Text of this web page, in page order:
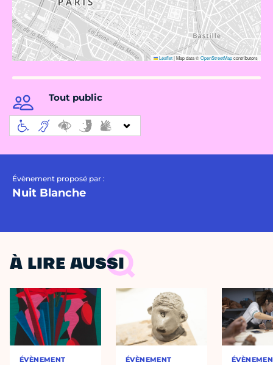
Leaflet|Map data ©OpenStreetMapcontributors
Tout public
Évènement proposé par :
Nuit Blanche
À LIRE AUSSI
ÉVÈNEMENT ÉVÈNEMENT